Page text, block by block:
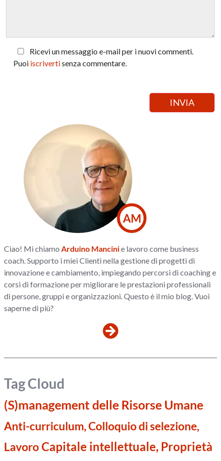
Ricevi un messaggio e-mail per i nuovi commenti.
Puoi iscrivertisenza commentare.
AM
Ciao! Mi chiamo Arduino Mancinie lavoro come business
coach. Supporto i miei Clienti nella gestione di progetti di
innovazione e cambiamento, impiegando percorsi di coaching e
corsi di formazione per migliorare le prestazioni professionali
di persone, gruppi e organizzazioni. Questo è il mio blog. Vuoi
saperne di più?
Tag Cloud
(S)management delle Risorse Umane
Anti-curriculum, Colloquio di selezione,
LavoroCapitale intellettuale, Proprietà